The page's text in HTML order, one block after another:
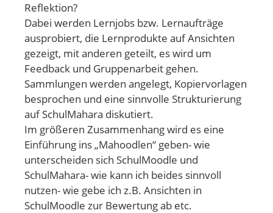
Reflektion?
Dabei werden Lernjobs bzw. Lernaufträge
ausprobiert, die Lernprodukte auf Ansichten
gezeigt, mit anderen geteilt, es wird um
Feedback und Gruppenarbeit gehen.
Sammlungen werden angelegt, Kopiervorlagen
besprochen und eine sinnvolle Strukturierung
auf SchulMahara diskutiert.
Im größeren Zusammenhang wird es eine
Einführung ins „Mahoodlen“ geben- wie
unterscheiden sich SchulMoodle und
SchulMahara- wie kann ich beides sinnvoll
nutzen- wie gebe ich z.B. Ansichten in
SchulMoodle zur Bewertung ab etc.